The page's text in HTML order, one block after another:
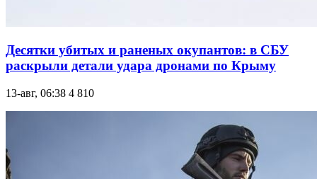
Десятки убитых и раненых окупантов: в СБУ
раскрыли детали удара дронами по Крыму
13-авг, 06:38 4 810